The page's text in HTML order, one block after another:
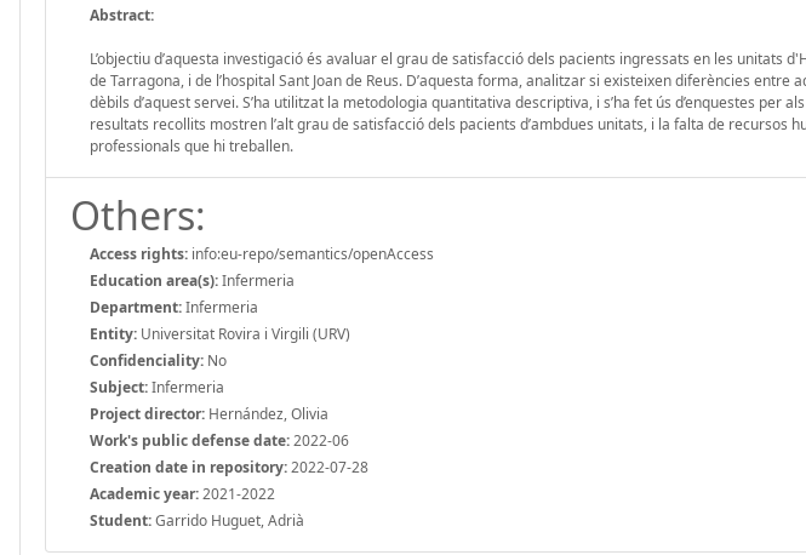
Abstract:
L’objectiu d’aquesta investigació és avaluar el grau de satisfacció dels pacients ingressats en les unitats
de Tarragona, i de l’hospital Sant Joan de Reus. D’aquesta forma, analitzar si existeixen diferències entre
dèbils d’aquest servei. S’ha utilitzat la metodologia quantitativa descriptiva, i s’ha fet ús d’enquestes per
resultats recollits mostren l’alt grau de satisfacció dels pacients d’ambdues unitats, i la falta de recursos
professionals que hi treballen.
Others:
Access rights: info:eu-repo/semantics/openAccess
Education area(s):Infermeria
Department:Infermeria
Entity: Universitat Rovira i Virgili (URV)
Confidenciality: No
Subject:Infermeria
Project director: Hernández, Olivia
Work's public defense date:2022-06
Creation date in repository:2022-07-28
Academic year:2021-2022
Student:Garrido Huguet, Adrià